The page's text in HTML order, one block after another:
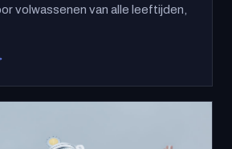
volwassenen van alle leeftijden,